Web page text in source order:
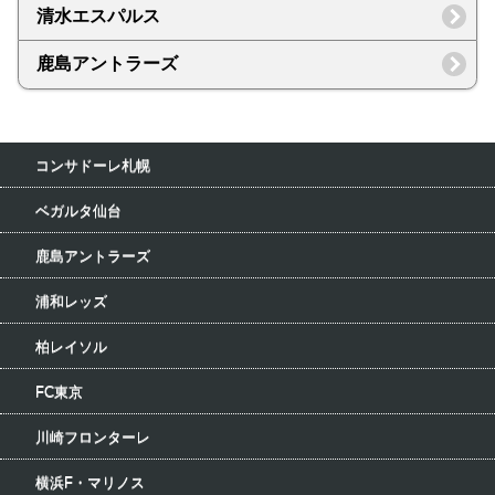
清水エスパルス
鹿島アントラーズ
コンサドーレ札幌
ベガルタ仙台
鹿島アントラーズ
浦和レッズ
柏レイソル
FC東京
川崎フロンターレ
横浜F・マリノス